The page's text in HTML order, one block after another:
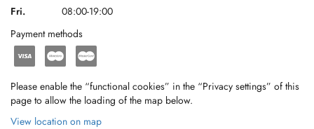
Fri.
08:00-19:00
Payment methods
Please enable the “functional cookies” in the “Privacy settings” of this
page to allow the loading of the map below.
View location on map